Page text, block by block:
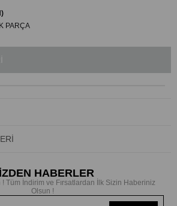
PARÇA
HABERLER
Tüm İndirim ve Fırsatlardan İlk Sizin Haberiniz
Olsun !